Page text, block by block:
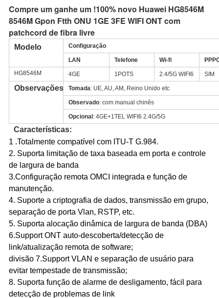
Compre um ganhe um !100% novo Huawei HG8546M
8546M Gpon Ftth ONU 1GE 3FE WIFI ONT com
patchcord de fibra livre
Modelo Configuração
LAN Telefone Wi-fi
HG8546M
4GE 1POTS 2.4/5G WIFI6 SIM
Observações Tomada: UE, AU, AM, Reino Unido etc
Observado: com manual chinês
Opcional : 4GE+1TEL WIFI6 2.4G/5G
Características:
1 .Totalmente compatível com ITU-T G.984.
2. Suporta limitação de taxa baseada em porta e controle
de largura de banda
3.Configuração remota OMCI integrada e função de
manutenção.
4. Suporte a criptografia de dados, transmissão em grupo,
separação de porta Vlan, RSTP, etc.
5. Suporta alocação dinâmica de largura de banda (DBA)
6.Support ONT auto-descoberta/detecção de
link/atualização remota de software;
divisão 7.Support VLAN e separação de usuário para
evitar tempestade de transmissão;
8. Suporta função de alarme de desligamento, fácil para
detecção de problemas de link